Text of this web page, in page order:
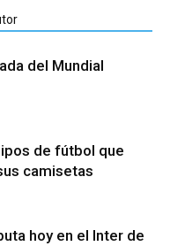
del Mundial
de fútbol que
camisetas
hoy en el Inter de